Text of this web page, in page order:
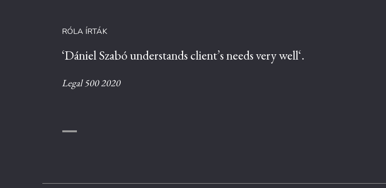
RÓLA ÍRTÁK
‘Dániel Szabó understands client’s needs very well‘.
Legal 500 2020